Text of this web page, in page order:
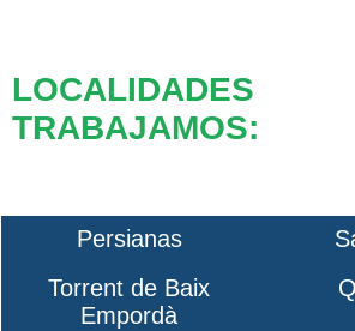
LOCALIDADES
TRABAJAMOS:
Persianas
Torrent de Baix
Empordà